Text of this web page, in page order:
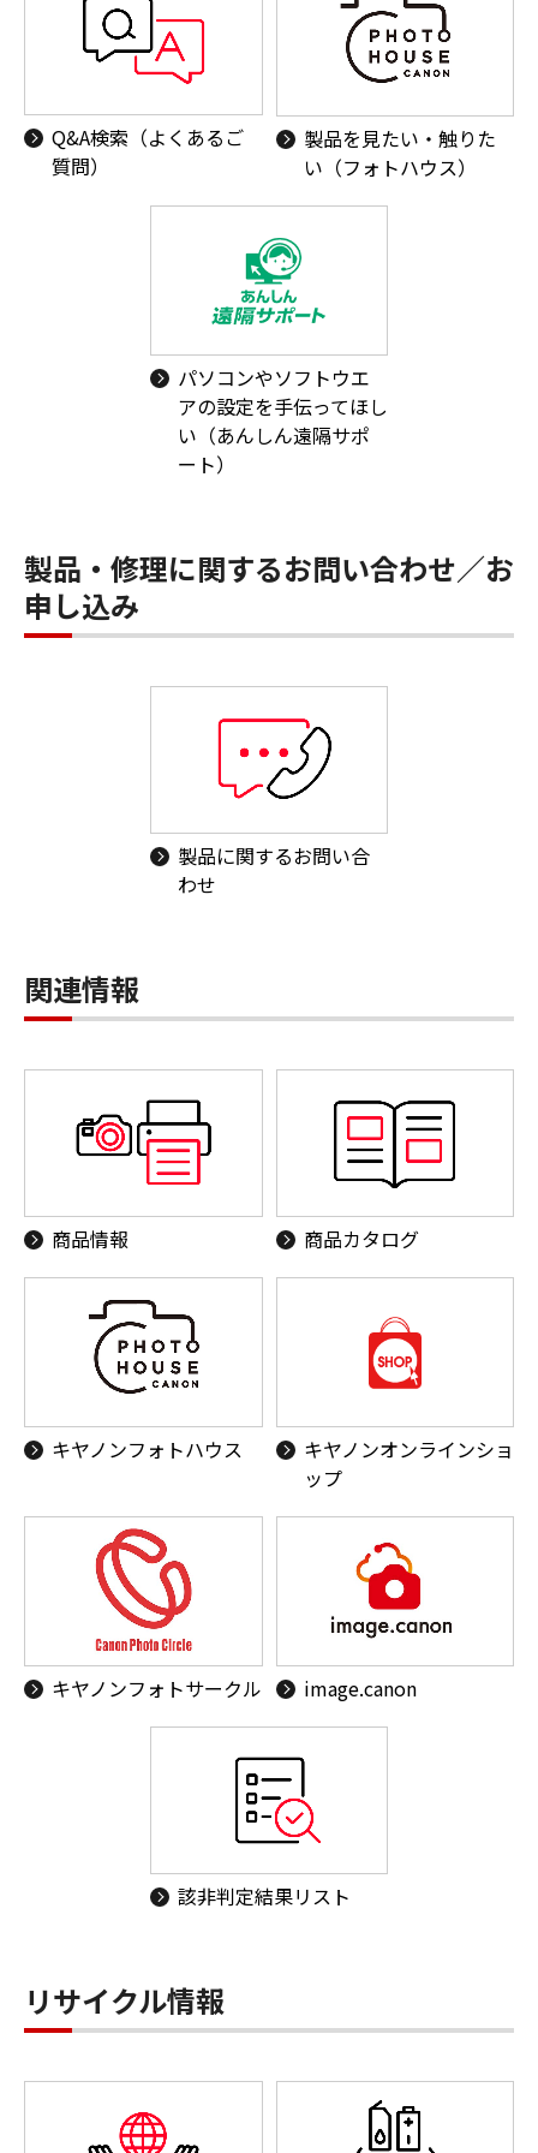
Q&A検索（よくあるご
質問）
製品を見たい・触りた
い（フォトハウス）
パソコンやソフトウエ
アの設定を手伝ってほし
い（あんしん遠隔サポ
ート）
製品・修理に関するお問い合わせ／お
申し込み
製品に関するお問い合
わせ
関連情報
商品情報 商品カタログ
キヤノンフォトハウス
キヤノンオンラインショ
ップ
キヤノンフォトサークル image.canon
該非判定結果リスト
リサイクル情報